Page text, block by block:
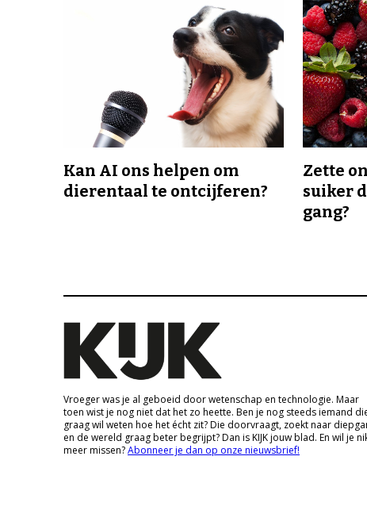
Kan AI ons helpen om
dierentaal te ontcijferen?
Zette
suiker
gang?
Vroeger was je al geboeid door wetenschap en technologie. Maar
toen wist je nog niet dat het zo heette. Ben je nog steeds iemand
graag wil weten hoe het écht zit? Die doorvraagt, zoekt naar
en de wereld graag beter begrijpt? Dan is KIJK jouw blad. En wil je
meer missen?Abonneer je dan op onze nieuwsbrief!